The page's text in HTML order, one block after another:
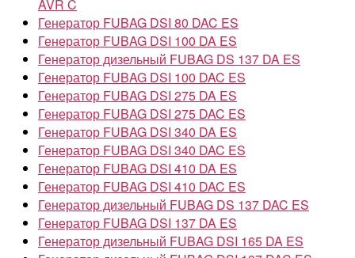
AVR C
Генератор FUBAG DSI 80 DAC ES
Генератор FUBAG DSI 100 DA ES
Генератор дизельный FUBAG DS 137 DA ES
Генератор FUBAG DSI 100 DAC ES
Генератор FUBAG DSI 275 DA ES
Генератор FUBAG DSI 275 DAC ES
Генератор FUBAG DSI 340 DA ES
Генератор FUBAG DSI 340 DAC ES
Генератор FUBAG DSI 410 DA ES
Генератор FUBAG DSI 410 DAC ES
Генератор дизельный FUBAG DS 137 DAC ES
Генератор FUBAG DSI 137 DA ES
Генератор дизельный FUBAG DSI 165 DA ES